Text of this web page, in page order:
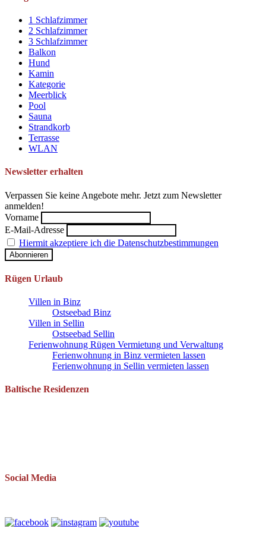
1 Schlafzimmer
2 Schlafzimmer
3 Schlafzimmer
Balkon
Hund
Kamin
Kategorie
Meerblick
Pool
Sauna
Strandkorb
Terrasse
WLAN
Newsletter erhalten
Verpassen Sie keine Angebote mehr. Jetzt zum Newsletter
anmelden!
Vorname
E-Mail-Adresse
Hiermit akzeptiere ich die Datenschutzbestimmungen
Rügen Urlaub
Villen in Binz
Ostseebad Binz
Villen in Sellin
Ostseebad Sellin
Ferienwohnung Rügen Vermietung und Verwaltung
Ferienwohnung in Binz vermieten lassen
Ferienwohnung in Sellin vermieten lassen
Baltische Residenzen
Social Media